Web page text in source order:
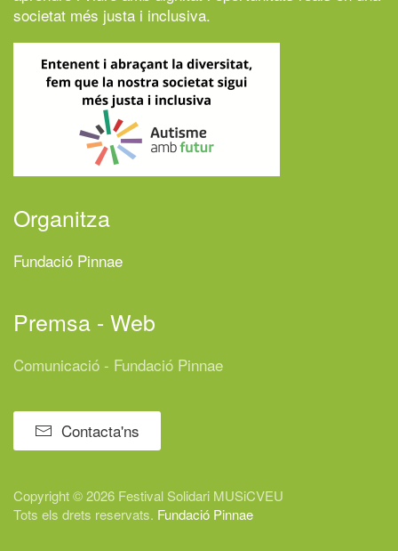
societat més justa i inclusiva.
Organitza
Fundació Pinnae
Premsa - Web
Comunicació - Fundació Pinnae
Contacta'ns
Copyright © 2026 Festival Solidari MUSiCVEU
Tots els drets reservats. Fundació Pinnae